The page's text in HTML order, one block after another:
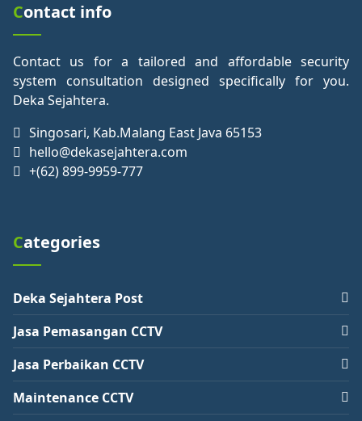
Contact info
Contact us for a tailored and affordable security
system consultation designed specifically for you.
Deka Sejahtera.
Singosari, Kab.Malang East Java 65153
hello@dekasejahtera.com
+(62) 899-9959-777
Categories
Deka Sejahtera Post
Jasa Pemasangan CCTV
Jasa Perbaikan CCTV
Maintenance CCTV